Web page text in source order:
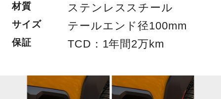
材質 ステンレススチール
サイズ テールエンド径100mm
保証 TCD：1年間2万km